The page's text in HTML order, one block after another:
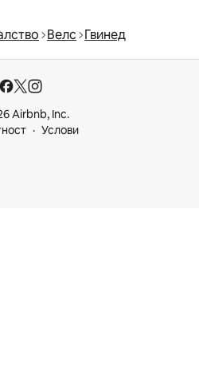
Велс Гвинед
Airbnb, Inc.
Услови